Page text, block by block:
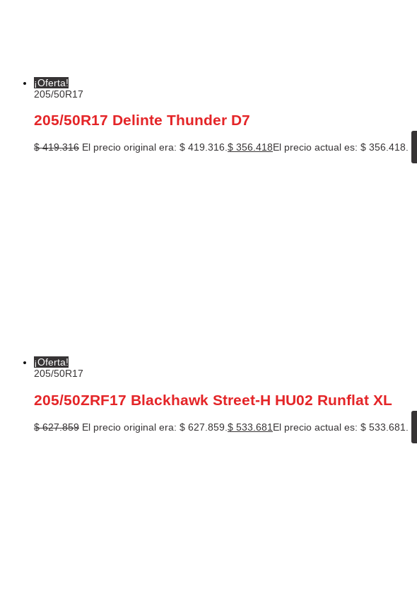
¡Oferta!
205/50R17
205/50R17 Delinte Thunder D7
$419.316 El precio original era: $ 419.316.$ 356.418El precio actual es: $ 356.418.
¡Oferta!
205/50R17
205/50ZRF17 Blackhawk Street-H HU02 Runflat XL
$627.859 El precio original era: $ 627.859. $ 533.681 El precio actual es: $ 533.681.